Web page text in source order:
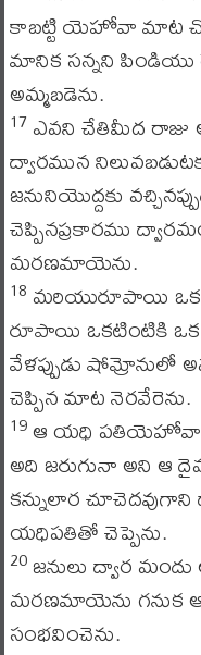
కాబట్టి యెహోవా మాట
మానిక సన్నని
అమ్మబడెను.
17ఎవని చేతిమీద
ద్వారమున
జనునియొద్దకు
చెప్పినప్రకారము
మరణమాయెను.
18 మరియురూపాయి
రూపాయి ఒకటింటికి
వేళప్పుడు షోమ్రోనులో
చెప్పిన మాట నెరవేరెను.
19ఆ యధి పతియెహోవా
అది జరుగునా అని ఆ
కన్నులార
యధిపతితో చెప్పెను.
20జనులు ద్వార
మరణమాయెను గనుక
సంభవించెను.